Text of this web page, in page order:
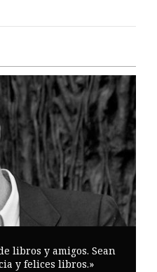
libros y amigos. Sean
y felices libros.»